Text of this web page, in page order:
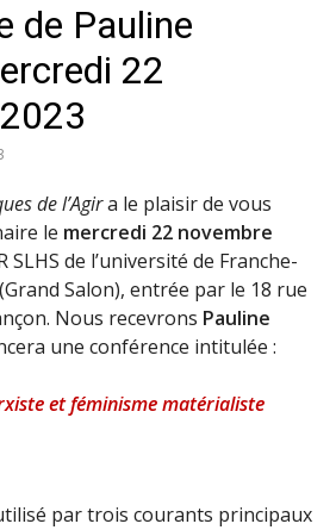
de Pauline
22
de l’Agira le plaisir de vous
le mercredi 22 novembre
SLHS de l’université de Franche-
Salon), entrée par le 18 rue
Nous recevrons Pauline
une conférence intitulée :
et féminisme matérialiste
par trois courants principaux